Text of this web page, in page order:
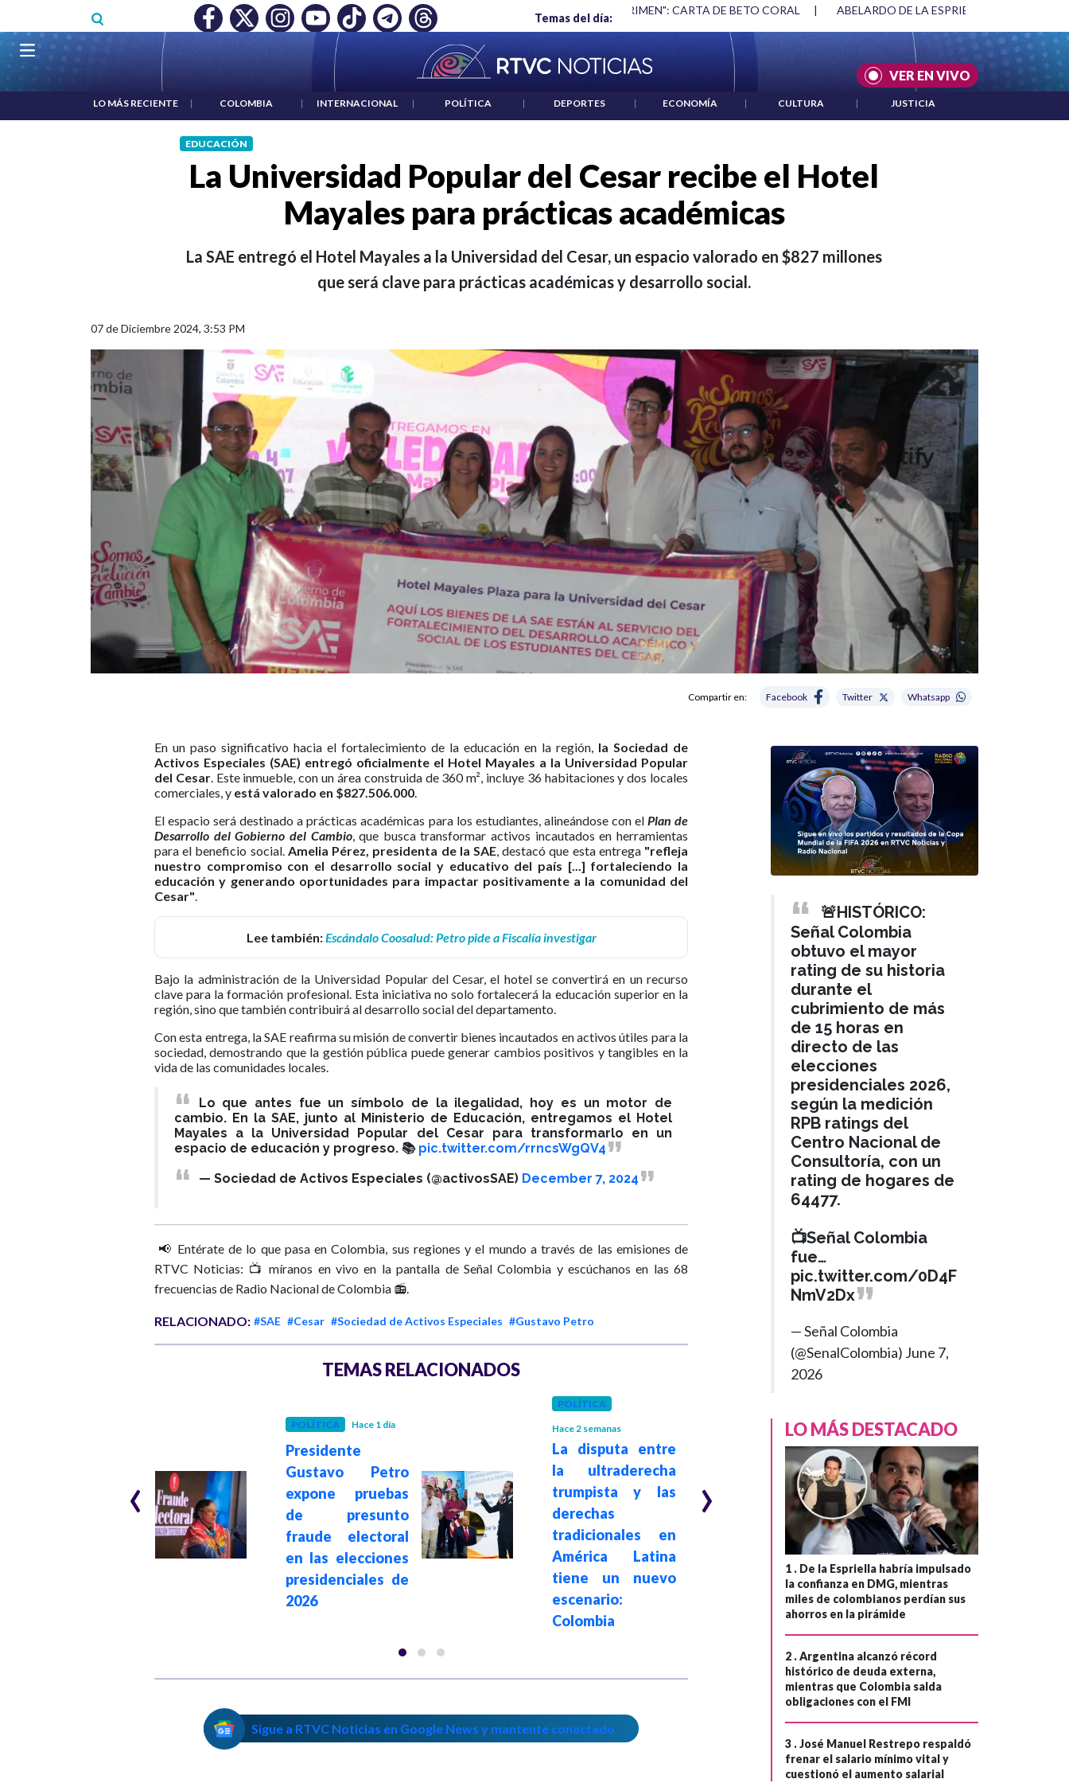
Temas del día:
MÍNIMO NO DESTRUYÓ EMPLEO: JP MORGAN | "HABLAR NO ES UN CRIMEN": CARTA DE BETO CORAL ABELARDO DE LA ESPRIELLA Y DMG | ACUERDOS ENTRE ESTADOS UNIDOS E
VER EN VIVO
Navegación principal
LO MÁS RECIENTE | COLOMBIA | INTERNACIONAL | POLÍTICA | DEPORTES | ECONOMÍA | CULTURA | JUSTICIA
EDUCACIÓN
La Universidad Popular del Cesar recibe el Hotel
Mayales para prácticas académicas
La SAE entregó el Hotel Mayales a la Universidad del Cesar, un espacio valorado en $827 millones
que será clave para prácticas académicas y desarrollo social.
07 de Diciembre 2024, 3:53 PM
Compartir en: Facebook Twitter Whatsapp
En un paso significativo hacia el fortalecimiento de la educación en la región, la Sociedad de
Activos Especiales (SAE) entregó oficialmente el Hotel Mayales a la Universidad Popular
del Cesar. Este inmueble, con un área construida de 360 m², incluye 36 habitaciones y dos locales
comerciales, y está valorado en $827.506.000.
El espacio será destinado a prácticas académicas para los estudiantes, alineándose con el Plan de
Desarrollo del Gobierno del Cambio, que busca transformar activos incautados en herramientas
para el beneficio social. Amelia Pérez, presidenta de la SAE, destacó que esta entrega "refleja
nuestro compromiso con el desarrollo social y educativo del país [...] fortaleciendo la
educación y generando oportunidades para impactar positivamente a la comunidad del
Cesar".
Lee también:Escándalo Coosalud: Petro pide a Fiscalía investigar
Bajo la administración de la Universidad Popular del Cesar, el hotel se convertirá en un recurso
clave para la formación profesional. Esta iniciativa no solo fortalecerá la educación superior en la
región, sino que también contribuirá al desarrollo social del departamento.
Con esta entrega, la SAE reafirma su misión de convertir bienes incautados en activos útiles para la
sociedad, demostrando que la gestión pública puede generar cambios positivos y tangibles en la
vida de las comunidades locales.
Lo que antes fue un símbolo de la ilegalidad, hoy es un motor de
cambio. En la SAE, junto al Ministerio de Educación, entregamos el Hotel
Mayales a la Universidad Popular del Cesar para transformarlo en un
espacio de educación y progreso. 📚 pic.twitter.com/rrncsWgQV4
— Sociedad de Activos Especiales (@activosSAE) December 7, 2024
📢 Entérate de lo que pasa en Colombia, sus regiones y el mundo a través de las emisiones de
RTVC Noticias: 📺 míranos en vivo en la pantalla de Señal Colombia y escúchanos en las 68
frecuencias de Radio Nacional de Colombia 📻.
RELACIONADO: #SAE #Cesar #Sociedad de Activos Especiales #Gustavo Petro
TEMAS RELACIONADOS
en Colombia
POLÍTICA Hace 1 día
Presidente
Gustavo Petro
expone pruebas
de presunto
fraude electoral
en las elecciones
presidenciales de
2026
POLÍTICA
Hace 2 semanas
La disputa entre
la ultraderecha
trumpista y las
derechas
tradicionales en
América Latina
tiene un nuevo
escenario:
Colombia
Hace 2 semanas
Consejo de
Estado suspende
el decreto que
eliminaba una
prima a
congresistas
estimada en
$62.000 millones
al año
‹ ›
Sigue a RTVC Noticias en Google News y mantente conectado
🚨HISTÓRICO:
Señal Colombia
obtuvo el mayor
rating de su historia
durante el
cubrimiento de más
de 15 horas en
directo de las
elecciones
presidenciales 2026,
según la medición
RPB ratings del
Centro Nacional de
Consultoría, con un
rating de hogares de
64477.
📺Señal Colombia
fue…
pic.twitter.com/0D4F
NmV2Dx
— Señal Colombia
(@SenalColombia) June 7,
2026
LO MÁS DESTACADO
1 . De la Espriella habría impulsado
la confianza en DMG, mientras
miles de colombianos perdían sus
ahorros en la pirámide
2 .Argentina alcanzó récord
histórico de deuda externa,
mientras que Colombia salda
obligaciones con el FMI
3 .José Manuel Restrepo respaldó
frenar el salario mínimo vital y
cuestionó el aumento salarial